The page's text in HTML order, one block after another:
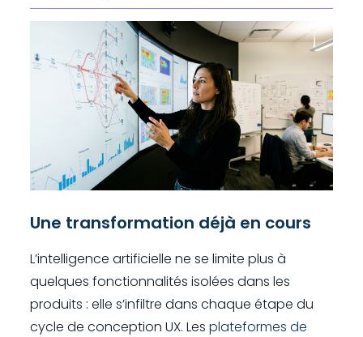
Une transformation déjà en cours
L’intelligence artificielle ne se limite plus à
quelques fonctionnalités isolées dans les
produits : elle s’infiltre dans chaque étape du
cycle de conception UX. Les plateformes de